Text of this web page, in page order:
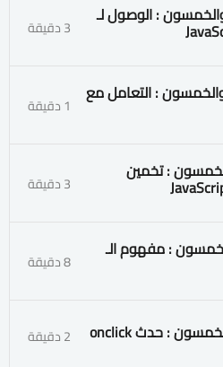
: الوصول لـ 3 دقيقة
: التعامل مع 1 دقيقة
: تخمين 3 دقيقة
: مفهوم الـ 8 دقيقة
2 دقيقة